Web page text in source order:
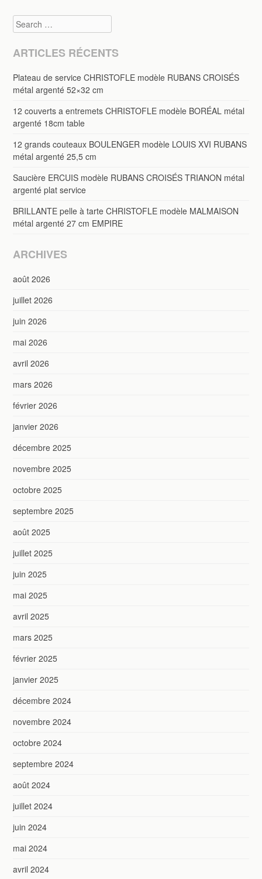
Search
ARTICLES RÉCENTS
Plateau de service CHRISTOFLE modèle RUBANS CROISÉS
métal argenté 52×32 cm
12 couverts a entremets CHRISTOFLE modèle BORÉAL métal
argenté 18cm table
12 grands couteaux BOULENGER modèle LOUIS XVI RUBANS
métal argenté 25,5 cm
Saucière ERCUIS modèle RUBANS CROISÉS TRIANON métal
argenté plat service
BRILLANTE pelle à tarte CHRISTOFLE modèle MALMAISON
métal argenté 27 cm EMPIRE
ARCHIVES
août 2026
juillet 2026
juin 2026
mai 2026
avril 2026
mars 2026
février 2026
janvier 2026
décembre 2025
novembre 2025
octobre 2025
septembre 2025
août 2025
juillet 2025
juin 2025
mai 2025
avril 2025
mars 2025
février 2025
janvier 2025
décembre 2024
novembre 2024
octobre 2024
septembre 2024
août 2024
juillet 2024
juin 2024
mai 2024
avril 2024